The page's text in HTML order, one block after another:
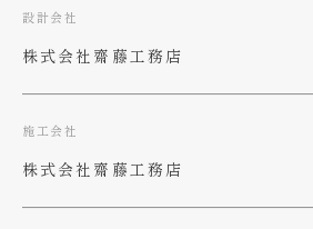
設計会社
株式会社齋藤工務店
施工会社
株式会社齋藤工務店